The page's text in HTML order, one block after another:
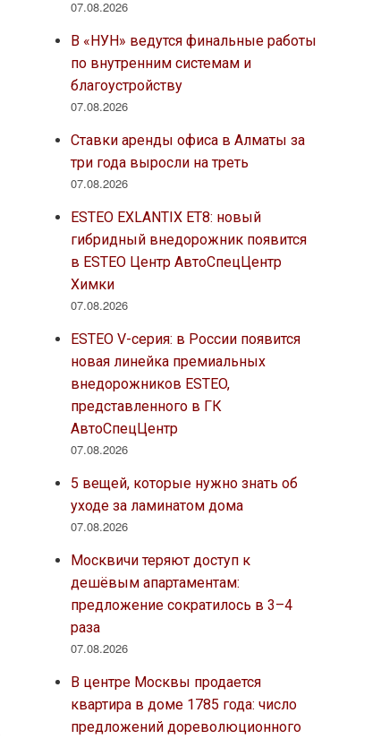
07.08.2026
В «НУН» ведутся финальные работы
по внутренним системам и
благоустройству
07.08.2026
Ставки аренды офиса в Алматы за
три года выросли на треть
07.08.2026
ESTEO EXLANTIX ET8: новый
гибридный внедорожник появится
в ESTEO Центр АвтоСпецЦентр
Химки
07.08.2026
ESTEO V-серия: в России появится
новая линейка премиальных
внедорожников ESTEO,
представленного в ГК
АвтоСпецЦентр
07.08.2026
5 вещей, которые нужно знать об
уходе за ламинатом дома
07.08.2026
Москвичи теряют доступ к
дешёвым апартаментам:
предложение сократилось в 3–4
раза
07.08.2026
В центре Москвы продается
квартира в доме 1785 года: число
предложений дореволюционного